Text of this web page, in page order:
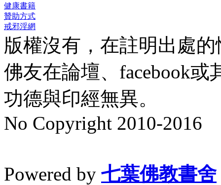
健康書籍
贊助方式
戒邪淫網
版權沒有，在註明出處
佛友在論壇、facebook
功德與印經無異。
No Copyright 2010-2016
Powered by 七葉佛教書舍